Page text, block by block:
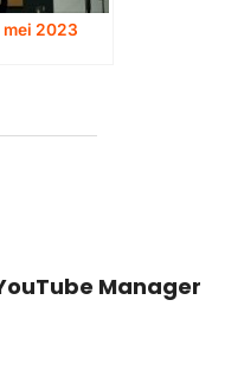
mei 2023
Manager